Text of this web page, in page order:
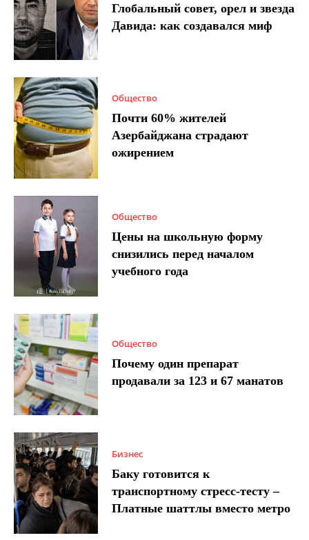
Глобальный совет, орел и звезда
Давида: как создавался миф
Общество
Почти 60% жителей
Азербайджана страдают
ожирением
Общество
Цены на школьную форму
снизились перед началом
учебного года
Общество
Почему один препарат
продавали за 123 и 67 манатов
Бизнес
Баку готовится к
транспортному стресс-тесту –
Платные шаттлы вместо метро